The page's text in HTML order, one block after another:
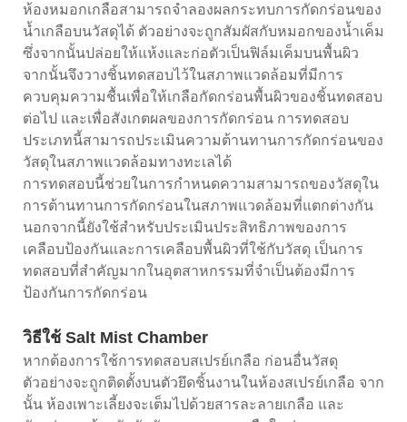
ห้องหมอกเกลือสามารถจำลองผลกระทบการกัดกร่อนของ
น้ำเกลือบนวัสดุได้ ตัวอย่างจะถูกสัมผัสกับหมอกของน้ำเค็ม
ซึ่งจากนั้นปล่อยให้แห้งและก่อตัวเป็นฟิล์มเค็มบนพื้นผิว
จากนั้นจึงวางชิ้นทดสอบไว้ในสภาพแวดล้อมที่มีการ
ควบคุมความชื้นเพื่อให้เกลือกัดกร่อนพื้นผิวของชิ้นทดสอบ
ต่อไป และเพื่อสังเกตผลของการกัดกร่อน การทดสอบ
ประเภทนี้สามารถประเมินความต้านทานการกัดกร่อนของ
วัสดุในสภาพแวดล้อมทางทะเลได้
การทดสอบนี้ช่วยในการกำหนดความสามารถของวัสดุใน
การต้านทานการกัดกร่อนในสภาพแวดล้อมที่แตกต่างกัน
นอกจากนี้ยังใช้สำหรับประเมินประสิทธิภาพของการ
เคลือบป้องกันและการเคลือบพื้นผิวที่ใช้กับวัสดุ เป็นการ
ทดสอบที่สำคัญมากในอุตสาหกรรมที่จำเป็นต้องมีการ
ป้องกันการกัดกร่อน
วิธีใช้ Salt Mist Chamber
หากต้องการใช้การทดสอบสเปรย์เกลือ ก่อนอื่นวัสดุ
ตัวอย่างจะถูกติดตั้งบนตัวยึดชิ้นงานในห้องสเปรย์เกลือ จาก
นั้น ห้องเพาะเลี้ยงจะเต็มไปด้วยสารละลายเกลือ และ